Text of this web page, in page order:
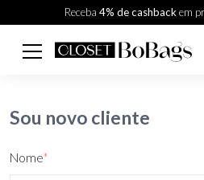
Receba 4% de cashbackem
Sou novo cliente
Nome*